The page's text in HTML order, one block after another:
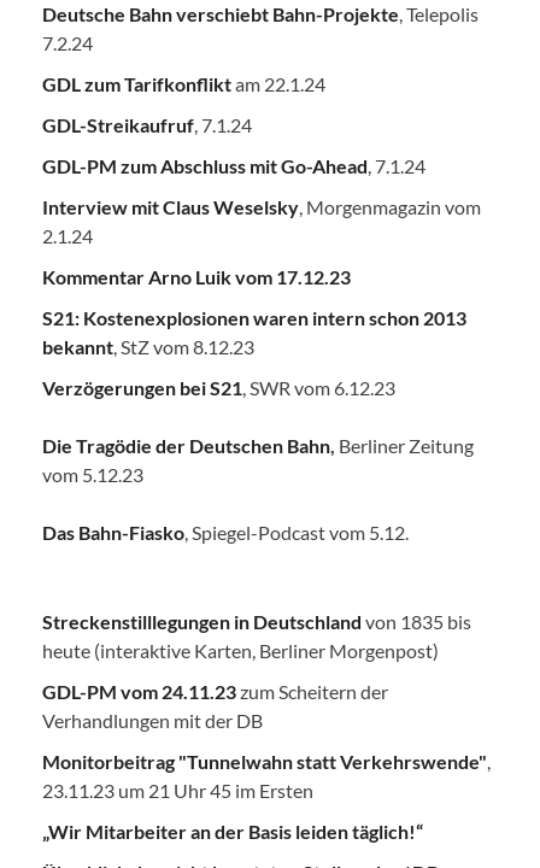
Deutsche Bahn verschiebt Bahn-Projekte , Telepolis
7.2.24
GDL zum Tarifkonfliktam 22.1.24
GDL-Streikaufruf , 7.1.24
GDL-PM zum Abschluss mit Go-Ahead , 7.1.24
Interview mit Claus Weselsky , Morgenmagazin vom
2.1.24
Kommentar Arno Luik vom 17.12.23
S21: Kostenexplosionen waren intern schon 2013
bekannt , StZ vom 8.12.23
Verzögerungen bei S21 , SWR vom 6.12.23
Die Tragödie der Deutschen Bahn Berliner Zeitung
vom 5.12.23
Das Bahn-Fiasko , Spiegel-Podcast vom 5.12.
Streckenstilllegungen in Deutschland von 1835 bis
heute (interaktive Karten, Berliner Morgenpost)
GDL-PM vom 24.11.23zum Scheitern der
Verhandlungen mit der DB
Monitorbeitrag "Tunnelwahn statt Verkehrswende"
23.11.23 um 21 Uhr 45 im Ersten
„Wir Mitarbeiter an der Basis leiden täglich!“